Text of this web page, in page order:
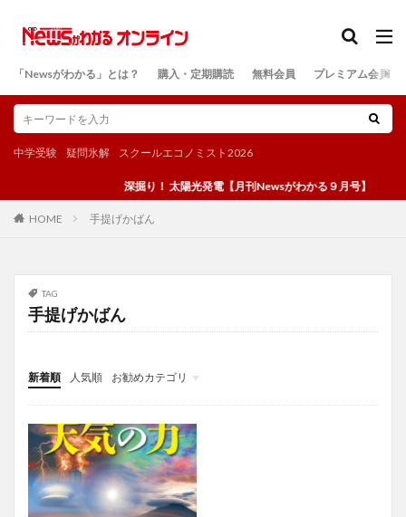
「Newsがわかる」とは？ 購入・定期購読 無料会員 プレミアム会員
中学受験 疑問氷解 スクールエコノミスト2026
深掘り！ 太陽光発電【月刊Newsがわかる９月号】
HOME 手提げかばん
TAG
手提げかばん
新着順 人気順
お勧めカテゴリ
投稿
学び
マンガ
電子書籍
検索